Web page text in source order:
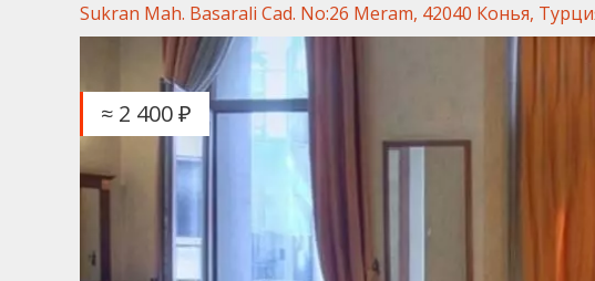
Sukran Mah. Basarali Cad. No:26 Meram, 42040 Конья,
≈ 2 400 ₽